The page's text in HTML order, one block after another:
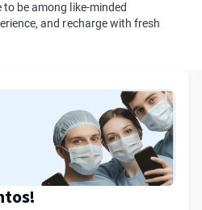
to be among like-minded
and recharge with fresh